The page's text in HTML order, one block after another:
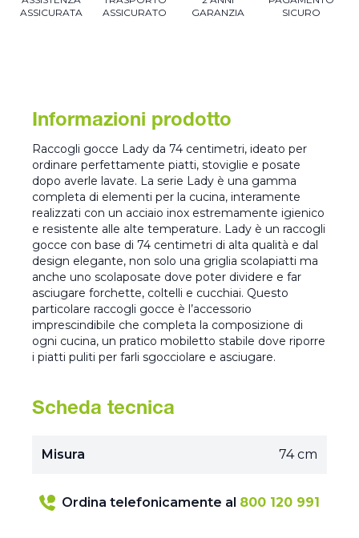
ASSICURATA
ASSICURATO
GARANZIA
SICURO
Informazioni prodotto
Raccogli gocce Lady da 74 centimetri, ideato per
ordinare perfettamente piatti, stoviglie e posate
dopo averle lavate. La serie Lady è una gamma
completa di elementi per la cucina, interamente
realizzati con un acciaio inox estremamente igienico
e resistente alle alte temperature. Lady è un raccogli
gocce con base di 74 centimetri di alta qualità e dal
design elegante, non solo una griglia scolapiatti ma
anche uno scolaposate dove poter dividere e far
asciugare forchette, coltelli e cucchiai. Questo
particolare raccogli gocce è l’accessorio
imprescindibile che completa la composizione di
ogni cucina, un pratico mobiletto stabile dove riporre
i piatti puliti per farli sgocciolare e asciugare.
Scheda tecnica
Misura 74 cm
Ordina telefonicamente al 800 120 991